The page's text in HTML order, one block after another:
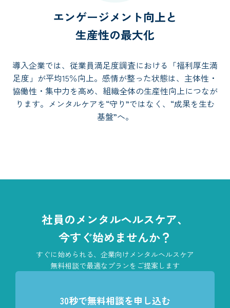
エンゲージメント向上と
生産性の最大化
導入企業では、従業員満足度調査における「福利厚生満
足度」が平均15％向上。感情が整った状態は、主体性・
協働性・集中力を高め、組織全体の生産性向上につなが
ります。メンタルケアを“守り”ではなく、“成果を生む
基盤”へ。
社員のメンタルヘルスケア、
今すぐ始めませんか？
すぐに始められる、企業向けメンタルヘルスケア
無料相談で最適なプランをご提案します
30秒で無料相談を申し込む